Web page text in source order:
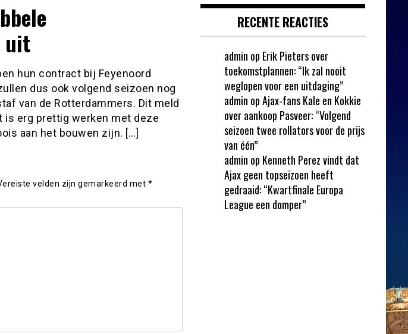
uit
hun contract bij Feyenoord
dus ook volgend seizoen nog
van de Rotterdammers. Dit meld
is erg prettig werken met deze
aan het bouwen zijn. […]
velden zijn gemarkeerd met *
RECENTE REACTIES
admin op Erik Pieters over
toekomstplannen: “Ik zal nooit
weglopen voor een uitdaging”
admin opAjax-fans Kale en Kokkie
over aankoop Pasveer: “Volgend
seizoen twee rollators voor de prijs
van één”
admin op Kenneth Perez vindt dat
Ajax geen topseizoen heeft
gedraaid: “Kwartfinale Europa
League een domper”